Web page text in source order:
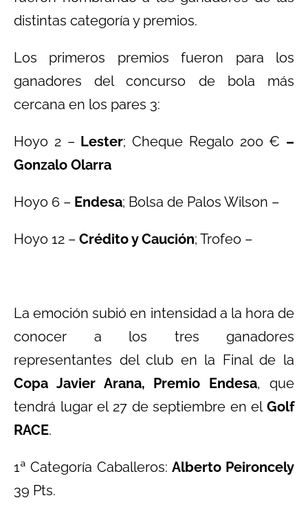
distintas categoría y premios.
Los primeros premios fueron para los
ganadores del concurso de bola más
cercana en los pares 3:
Hoyo 2 – Lester; Cheque Regalo 200 € –
Gonzalo Olarra
Hoyo 6 – Endesa; Bolsa de Palos Wilson –
Hoyo 12 – Crédito y Caución; Trofeo –
La emoción subió en intensidad a la hora de
conocer a los tres ganadores
representantes del club en la Final de la
Copa Javier Arana, Premio Endesa, que
tendrá lugar el 27 de septiembre en el Golf
RACE.
1ª Categoría Caballeros: Alberto Peironcely
39 Pts.